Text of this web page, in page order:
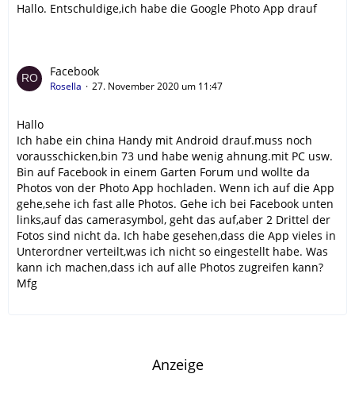
Hallo. Entschuldige,ich habe die Google Photo App drauf
Facebook
Rosella 27. November 2020 um 11:47
Hallo
Ich habe ein china Handy mit Android drauf.muss noch
vorausschicken,bin 73 und habe wenig ahnung.mit PC usw.
Bin auf Facebook in einem Garten Forum und wollte da
Photos von der Photo App hochladen. Wenn ich auf die App
gehe,sehe ich fast alle Photos. Gehe ich bei Facebook unten
links,auf das camerasymbol, geht das auf,aber 2 Drittel der
Fotos sind nicht da. Ich habe gesehen,dass die App vieles in
Unterordner verteilt,was ich nicht so eingestellt habe. Was
kann ich machen,dass ich auf alle Photos zugreifen kann?
Mfg
Anzeige